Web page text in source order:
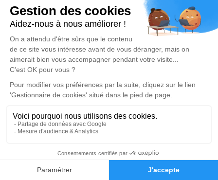
Faire-part Hommages
anecdote ou exprimer vos pensées à travers des
poèmes ou des textes. Cet endroit est un lieu
d'expression dédié à honorer la mémoire d’Ingrid
DARNAUD.
Un service de plantation d’arbre hommage est
disponible ici.
Je rends hommage
Cérémonie
Valence Romans Crématorium 650 Chemin de
Clairac